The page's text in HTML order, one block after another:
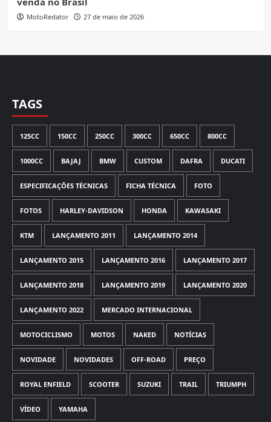
MotoRedator 27 de maio de 2026
TAGS
125CC 150CC 250CC 300CC 650CC 800CC
1000CC BAJAJ BMW CUSTOM DAFRA DUCATI
ESPECIFICAÇÕES TÉCNICAS FICHA TÉCNICA FOTO
FOTOS HARLEY-DAVIDSON HONDA KAWASAKI
KTM LANÇAMENTO 2011 LANÇAMENTO 2014
LANÇAMENTO 2015 LANÇAMENTO 2016 LANÇAMENTO 2017
LANÇAMENTO 2018 LANÇAMENTO 2019 LANÇAMENTO 2020
LANÇAMENTO 2022 MERCADO INTERNACIONAL
MOTOCICLISMO MOTOS NAKED NOTÍCIAS
NOVIDADE NOVIDADES OFF-ROAD PREÇO
ROYAL ENFIELD SCOOTER SUZUKI TRAIL TRIUMPH
VÍDEO YAMAHA